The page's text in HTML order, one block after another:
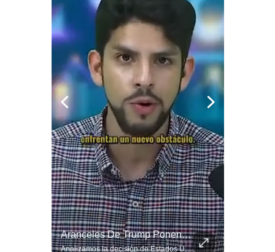
G de Gestión
Notas Contratadas
Gestión TV
Fotogalerías
gestion.pe
Aranceles De Trump Ponen Bajo Presión A Las Exportaciones Del Perú | #EnClaveEconómica
Analizamos la decisión de Estados Unidos de imponer nuevos aranceles a Perú y otros 59 países por presuntos incumplimientos relacionados con el trabajo forzoso. Esta medida amenaza envíos peruanos valorados en más de US$ 5.300 millones, lo que representa casi la mitad de todo lo que el Perú exportó al mercado estadounidense el año pasado. #EconomiaPeru #ExportacionesPeru #DonaldTrump #Aranceles #ComercioExterior #ArancelesTrump #NoticiasPeru #EEUU 👉 Suscríbete y activa la campana para no perderte nuestro análisis diario. 🌎 Síguenos en nuestras redes sociales: 📌 Web oficial: https://gestion.pe/mundo/ 📌 LinkedIn: http://bit.ly/3HYIET0 📌 X (Twitter): http://bit.ly/4noZtX9 📌 TikTok: http://bit.ly/4evB6TO